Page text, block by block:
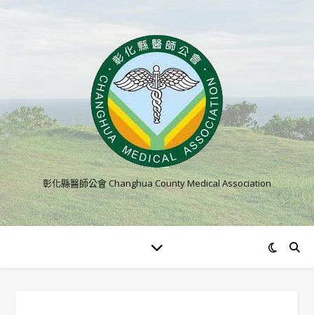
彰化縣醫師公會 Changhua County Medical Association